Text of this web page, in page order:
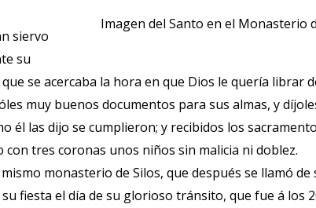
Imagen del Santo en el Monasterio
siervo
su
se acercaba la hora en que Dios le quería librar
muy buenos documentos para sus almas, y
él las dijo se cumplieron; y recibidos los
tres coronas unos niños sin malicia ni doblez.
monasterio de Silos, que después se llamó
fiesta el día de su glorioso tránsito, que fue á los